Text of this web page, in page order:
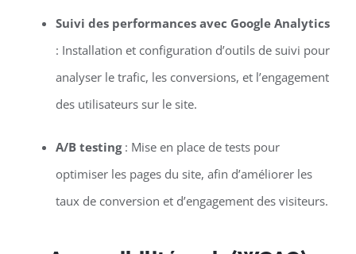
Suivi des performances avec Google Analytics
: Installation et configuration d’outils de suivi pour
analyser le trafic, les conversions, et l’engagement
des utilisateurs sur le site.
A/B testing: Mise en place de tests pour
optimiser les pages du site, afin d’améliorer les
taux de conversion et d’engagement des visiteurs.